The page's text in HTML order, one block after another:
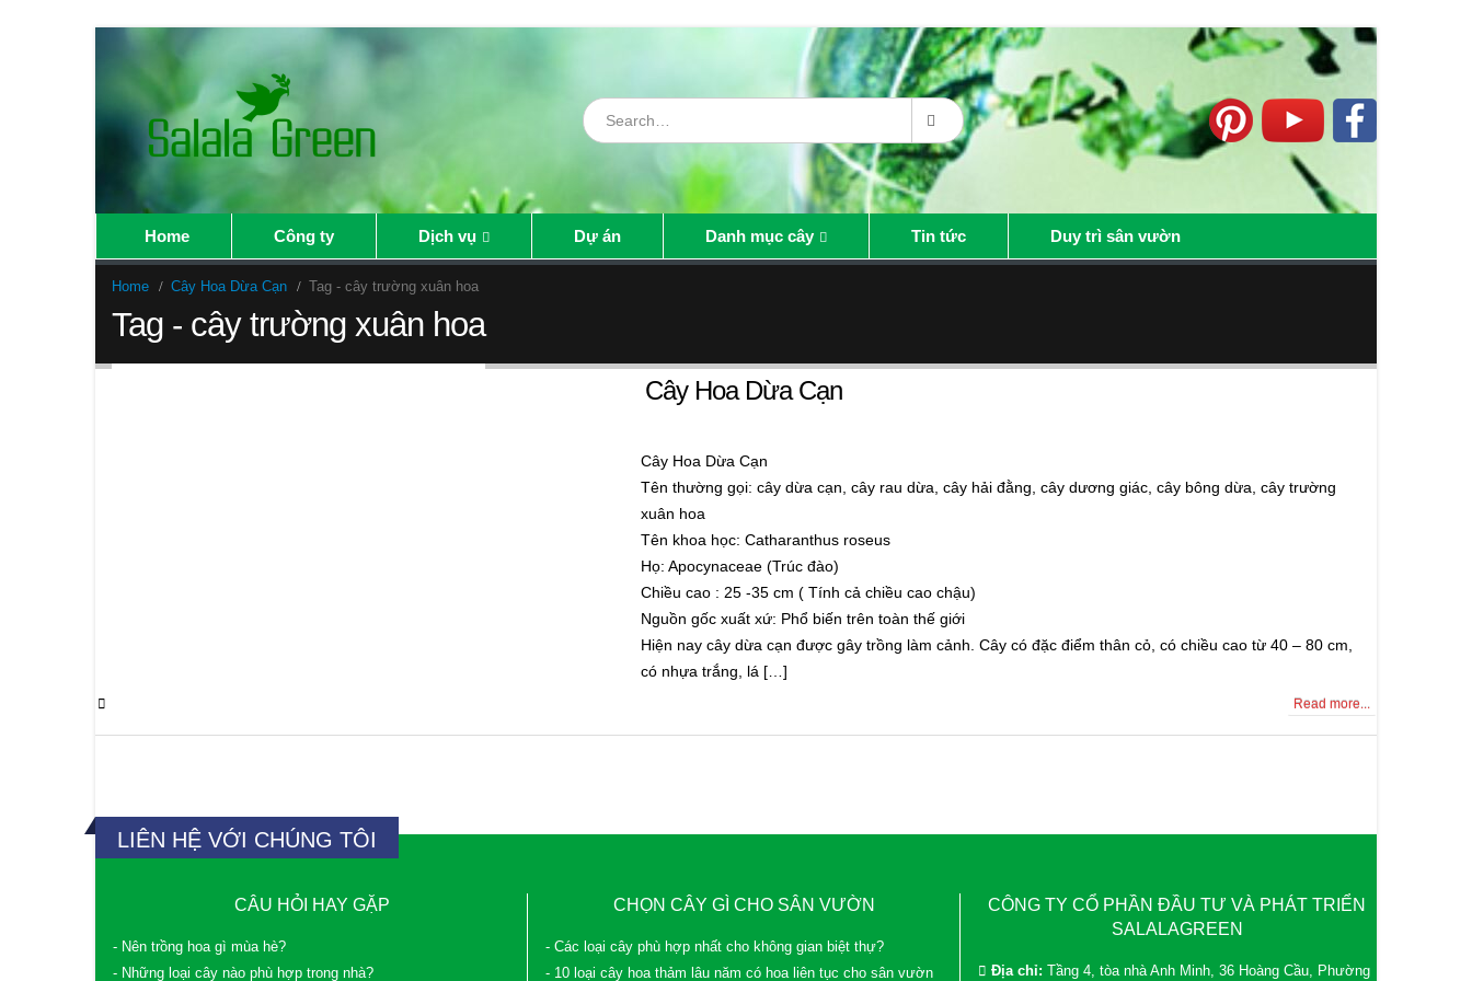
Home Công ty Dịch vụ Dự án Danh mục cây Tin tức Duy trì sân vườn
Home Cây Hoa Dừa Cạn Tag - cây trường xuân hoa
Tag - cây trường xuân hoa
Cây Hoa Dừa Cạn
Cây Hoa Dừa Cạn
Tên thường gọi: cây dừa cạn, cây rau dừa, cây hải đằng, cây dương giác, cây bông dừa, cây trường
xuân hoa
Tên khoa học: Catharanthus roseus
Họ: Apocynaceae (Trúc đào)
Chiều cao : 25 -35 cm ( Tính cả chiều cao chậu)
Nguồn gốc xuất xứ: Phổ biến trên toàn thế giới
Hiện nay cây dừa cạn được gây trồng làm cảnh. Cây có đặc điểm thân cỏ, có chiều cao từ 40 – 80 cm,
có nhựa trắng, lá […]
Read more...
LIÊN HỆ VỚI CHÚNG TÔI
CÂU HỎI HAY GẶP
- Nên trồng hoa gì mùa hè?
- Những loại cây nào phù hợp trong nhà?
CHỌN CÂY GÌ CHO SÂN VƯỜN
- Các loại cây phù hợp nhất cho không gian biệt thự?
- 10 loại cây hoa thảm lâu năm có hoa liên tục cho sân vườn
CÔNG TY CỔ PHẦN ĐẦU TƯ VÀ PHÁT TRIỂN
SALALAGREEN
Địa chỉ: Tầng 4, tòa nhà Anh Minh, 36 Hoàng Cầu, Phường